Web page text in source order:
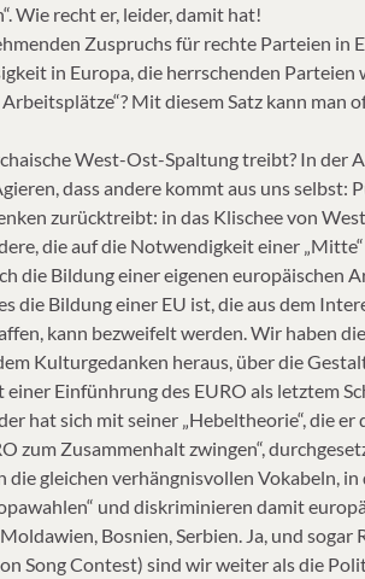
Wie recht er, leider, damit hat!
Zuspruchs für rechte Parteien in
in Europa, die herrschenden
Mit diesem Satz kann man
West-Ost-Spaltung treibt? In der
dass andere kommt aus uns selbst:
zurücktreibt: in das Klischee von
die auf die Notwendigkeit einer
die Bildung einer eigenen europäischen
die Bildung einer EU ist, die aus dem
kann bezweifelt werden. Wir haben
Kulturgedanken heraus, über die
Einfünhrung des EURO als letztem
hat sich mit seiner „Hebeltheorie“, die er
zum Zusammenhalt zwingen“,
gleichen verhängnisvollen Vokabeln, in
und diskriminieren damit
Bosnien, Serbien. Ja, und sogar
Song Contest) sind wir weiter als die